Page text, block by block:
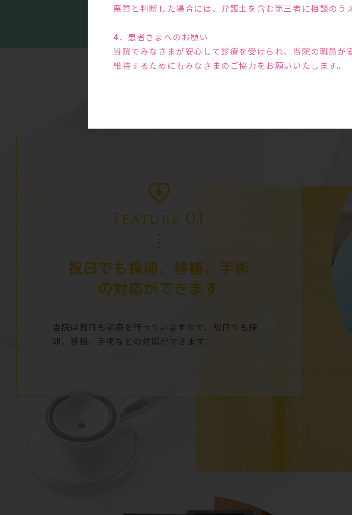
悪質と判断した場合には、弁護士を含む第三者に相談のう
4．患者さまへのお願い
当院でみなさまが安心して診療を受けられ、当院の職員
維持するためにもみなさまのご協力をお願いいたします。
まるたARTク
Feature 01
祝日でも採卵、移植、手術
の対応ができます
当院は祝日 も診療を行っていますので、祝日 でも採
卵、移植、手術などの対応ができます。